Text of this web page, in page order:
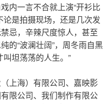
内一言不合就上演“开衫比
论是拍摄现场，还是几次发
忌，辛辣尺度惊人，甚至
“波澜壮阔”，周冬雨自黑
坦荡荡的人生。”
上海）有限公司、嘉映影
限公司、我们制作有限公